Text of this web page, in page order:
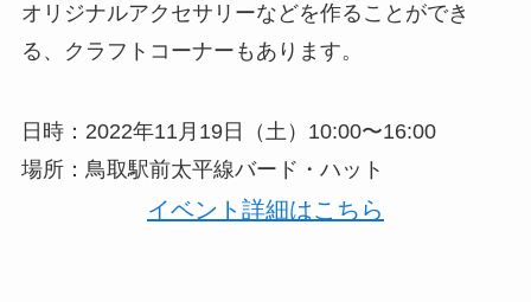
オリジナルアクセサリーなどを作ることができ
る、クラフトコーナーもあります。
日時：2022年11月19日（土）10:00〜16:00
場所：鳥取駅前太平線バード・ハット
イベント詳細はこちら